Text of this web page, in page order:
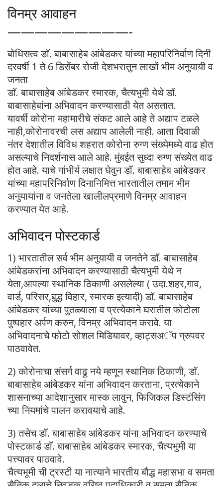
विनम्र आवाहन
—————————-
बोधिसत्व डाॅ. बाबासाहेब आंबेडकर यांच्या महापरिनिर्वाण दिनी
दरवर्षी 1 ते 6 डिसेंबर रोजी देशभरातुन लाखों भीम अनुयायी व
जनता
डाॅ. बाबासाहेब आंबेडकर स्मारक, चैत्यभुमी येथे डॉ.
बाबासाहेबांना अभिवादन करण्यासाठी येत असतात.
यावर्षी कोरोना महामारीचे संकट आले आहे ते अद्याप टळले
नाही,कोरोनावरची लस अद्याप आलेली नाही. आता दिवाळी
नंतर देशातील विविध शहरात कोरोना रुग्ण संख्येमध्ये वाढ होत
असल्याचे निदर्शनास आले आहे. मुंबईत सुध्दा रुग्ण संख्येत वाढ
होत आहे. याचे गांभीर्य लक्षात घेवुन डॉ. बाबासाहेब आंबेडकर
यांच्या महापरिनिर्वाण दिनानिमित्त भारतातील तमाम भीम
अनुयायांना व जनतेला खालीलप्रमाणे विनम्र आवाहन
करण्यात येत आहे.
अभिवादन पोस्टकार्ड
1) भारतातील सर्व भीम अनुयायी व जनतेने डाॅ. बाबासाहेब
आंबेडकरांना अभिवादन करण्यासाठी चैत्यभुमी येथे न
येता,आपल्या स्थानिक ठिकाणी असलेल्या ( उदा.शहर,गाव,
वार्ड, परिसर,बुद्ध विहार, स्मारक इत्यादी) डाॅ. बाबासाहेब
आंबेडकर यांच्या पुतळ्याला व प्रत्येकाने घरातील फोटोला
पुष्पहार अर्पण करुन, विनम्र अभिवादन करावे. या
अभिवादनाचे फोटो सोशल मिडियावर, व्हाट्सअॅप ग्रुपवर
पाठवावेत.
2) कोरोनाचा संसर्ग वाढू नये म्हणून स्थानिक ठिकाणी, डॉ.
बाबासाहेब आंबेडकर यांना अभिवादन करताना, प्रत्येकाने
शासनाच्या आदेशानुसार मास्क लावुन, फिजिकल डिस्टंसिंग
च्या नियमांचे पालन करावयाचे आहे.
3) तसेच डॉ. बाबासाहेब आंबेडकर यांना अभिवादन करण्याचे
पोस्टकार्ड डाॅ. बाबासाहेब आंबेडकर स्मारक, चैत्यभुमी या
पत्त्यावर पाठवावे.
चैत्यभूमी ची ट्रस्टी या नात्याने भारतीय बौद्ध महासभा व समता